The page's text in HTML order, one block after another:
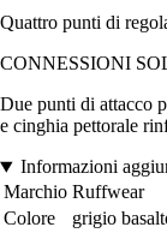
Quattro punti di
CONNESSIONI
Due punti di attacco
e cinghia pettorale
Informazioni
Marchio Ruffwear
Colore
grigio